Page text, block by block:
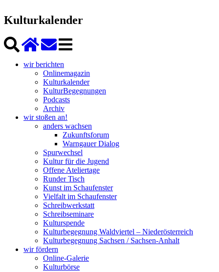
Kulturkalender
wir berichten
Onlinemagazin
Kulturkalender
KulturBegegnungen
Podcasts
Archiv
wir stoßen an!
anders wachsen
Zukunftsforum
Warngauer Dialog
Spurwechsel
Kultur für die Jugend
Offene Ateliertage
Runder Tisch
Kunst im Schaufenster
Vielfalt im Schaufenster
Schreibwerkstatt
Schreibseminare
Kulturspende
Kulturbegegnung Waldviertel – Niederösterreich
Kulturbegegnung Sachsen / Sachsen-Anhalt
wir fördern
Online-Galerie
Kulturbörse